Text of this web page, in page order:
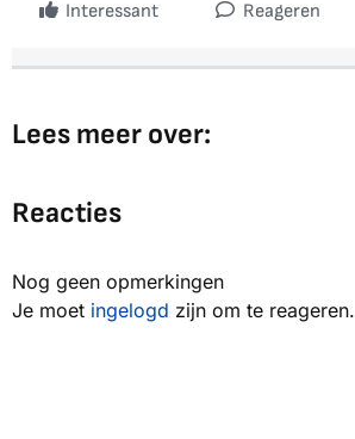
Interessant Reageren
Lees meer over:
Reacties
Nog geen opmerkingen
Je moet ingelogd zijn om te reageren.